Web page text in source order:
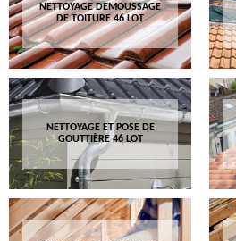
NETTOYAGE DEMOUSSAGE
DE TOITURE 46 LOT
NETTOYAGE ET POSE DE
GOUTTIÈRE 46 LOT